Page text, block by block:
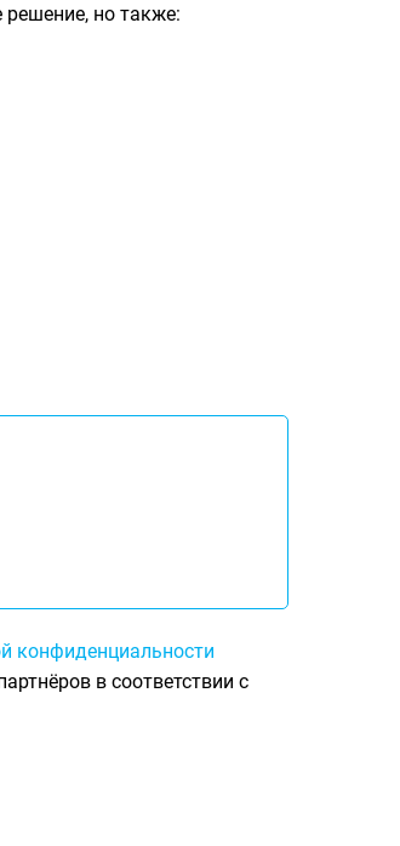
решение, но также:
конфиденциальности
в соответствии с